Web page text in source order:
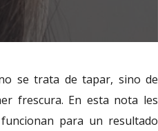
se trata de tapar, sino de
frescura. En esta nota les
para un resultado